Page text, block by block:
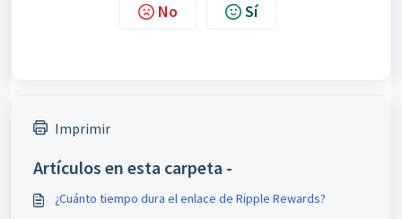
No Sí
Imprimir
Artículos en esta carpeta -
¿Cuánto tiempo dura el enlace de Ripple Rewards?